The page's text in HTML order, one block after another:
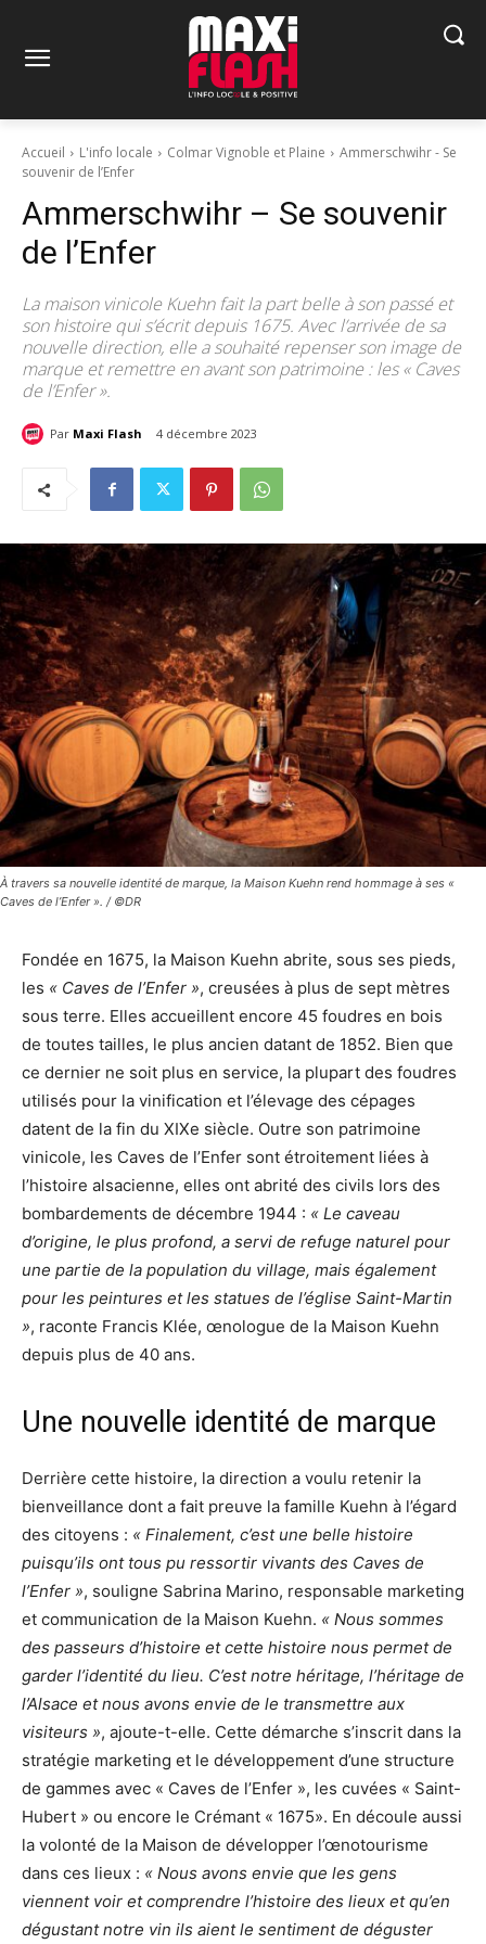
Accueil L'info locale Colmar Vignoble et Plaine
Ammerschwihr - Se
souvenir de l’Enfer
Ammerschwihr – Se souvenir
de l’Enfer
La maison vinicole Kuehn fait la part belle à son passé et
son histoire qui s’écrit depuis 1675. Avec l’arrivée de sa
nouvelle direction, elle a souhaité repenser son image de
marque et remettre en avant son patrimoine : les « Caves
de l’Enfer ».
Par Maxi Flash 4 décembre 2023
À travers sa nouvelle identité de marque, la Maison Kuehn rend hommage à ses «
Caves de l’Enfer ». / ©DR
Fondée en 1675, la Maison Kuehn abrite, sous ses pieds,
les « Caves de l’Enfer », creusées à plus de sept mètres
sous terre. Elles accueillent encore 45 foudres en bois
de toutes tailles, le plus ancien datant de 1852. Bien que
ce dernier ne soit plus en service, la plupart des foudres
utilisés pour la vinification et l’élevage des cépages
datent de la fin du XIXe siècle. Outre son patrimoine
vinicole, les Caves de l’Enfer sont étroitement liées à
l’histoire alsacienne, elles ont abrité des civils lors des
bombardements de décembre 1944 : « Le caveau
d’origine, le plus profond, a servi de refuge naturel pour
une partie de la population du village, mais également
pour les peintures et les statues de l’église Saint-Martin
», raconte Francis Klée, œnologue de la Maison Kuehn
depuis plus de 40 ans.
Une nouvelle identité de marque
Derrière cette histoire, la direction a voulu retenir la
bienveillance dont a fait preuve la famille Kuehn à l’égard
des citoyens : « Finalement, c’est une belle histoire
puisqu’ils ont tous pu ressortir vivants des Caves de
l’Enfer », souligne Sabrina Marino, responsable marketing
et communication de la Maison Kuehn. « Nous sommes
des passeurs d’histoire et cette histoire nous permet de
garder l’identité du lieu. C’est notre héritage, l’héritage de
l’Alsace et nous avons envie de le transmettre aux
visiteurs », ajoute-t-elle. Cette démarche s’inscrit dans la
stratégie marketing et le développement d’une structure
de gammes avec « Caves de l’Enfer », les cuvées « Saint-
Hubert » ou encore le Crémant « 1675». En découle aussi
la volonté de la Maison de développer l’œnotourisme
dans ces lieux : « Nous avons envie que les gens
viennent voir et comprendre l’histoire des lieux et qu’en
dégustant notre vin ils aient le sentiment de déguster